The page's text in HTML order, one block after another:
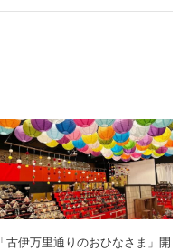
「古伊万里通りのおひなさま」開